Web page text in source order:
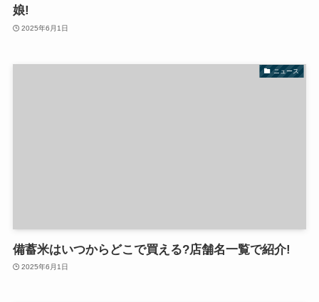
娘!
2025年6月1日
ニュース
備蓄米はいつからどこで買える?店舗名一覧で紹介!
2025年6月1日